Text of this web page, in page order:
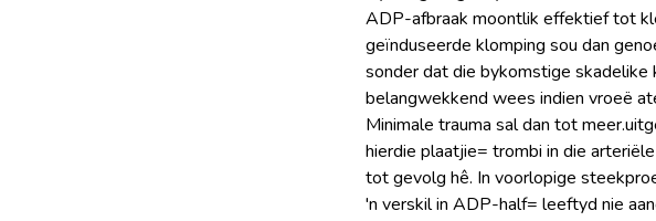
ADP-afbraak moontlik effektief tot
geïnduseerde klomping sou dan
sonder dat die bykomstige
belangwekkend wees indien vroeë
Minimale trauma sal dan tot
hierdie plaatjie= trombi in die
tot gevolg hê. In voorlopige
'n verskil in ADP-half= leeftyd nie